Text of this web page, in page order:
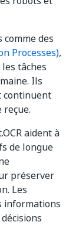
des
Processes),
tâches
Ils
continuent
aident à
de longue
préserver
Les
informations